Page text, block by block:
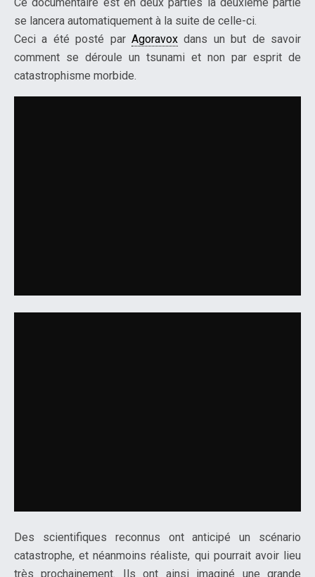
se lancera automatiquement à la suite de celle-ci.
Ceci a été posté par Agoravox dans un but de savoir
comment se déroule un tsunami et non par esprit de
catastrophisme morbide.
Des scientifiques reconnus ont anticipé un scénario
catastrophe, et néanmoins réaliste, qui pourrait avoir lieu
très prochainement. Ils ont ainsi imaginé une grande